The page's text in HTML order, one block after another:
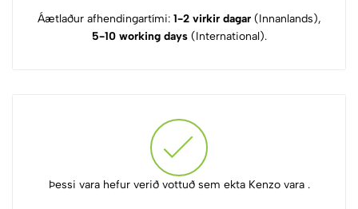
Áætlaður afhendingartími: 1-2 virkir dagar (Innanlands),
5-10 working days(International).
Þessi vara hefur verið vottuð sem ekta Kenzo vara .